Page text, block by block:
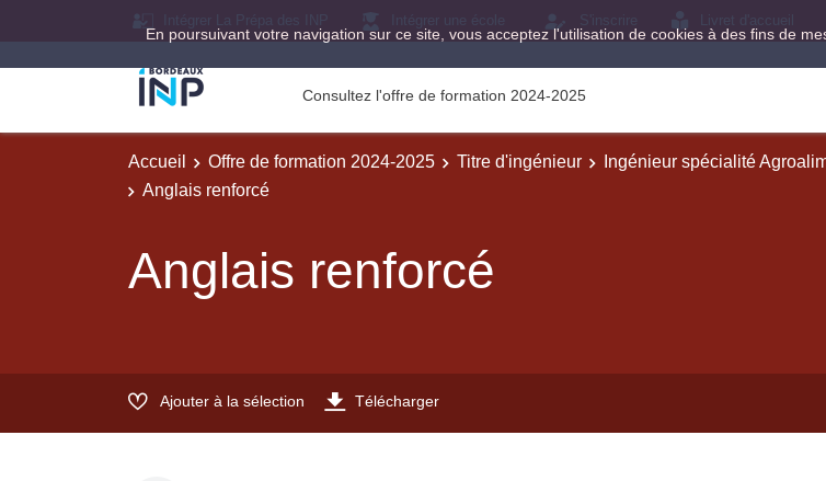
En poursuivant votre navigation sur ce site, vous acceptez l'utilisation de cookies à des fins de
Consultez l'offre de formation 2024-2025
Accueil Offre de formation 2024-2025 Titre d'ingénieur Ingénieur spécialité
Anglais renforcé
Anglais renforcé
Ajouter à la sélection Télécharger